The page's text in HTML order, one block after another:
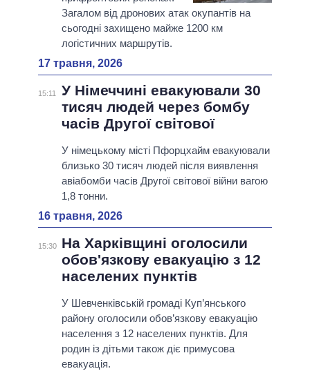
Загалом від дронових атак окупантів на
сьогодні захищено майже 1200 км
логістичних маршрутів.
17 травня, 2026
15:11
У Німеччині евакуювали 30
тисяч людей через бомбу
часів Другої світової
У німецькому місті Пфорцхайм евакуювали
близько 30 тисяч людей після виявлення
авіабомби часів Другої світової війни вагою
1,8 тонни.
16 травня, 2026
15:30
На Харківщині оголосили
обов'язкову евакуацію з 12
населених пунктів
У Шевченківській громаді Куп’янського
району оголосили обов’язкову евакуацію
населення з 12 населених пунктів. Для
родин із дітьми також діє примусова
евакуація.